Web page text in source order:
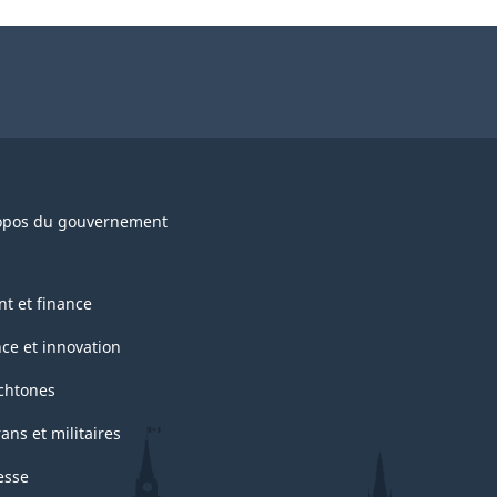
du gouvernement
et finance
et innovation
et militaires